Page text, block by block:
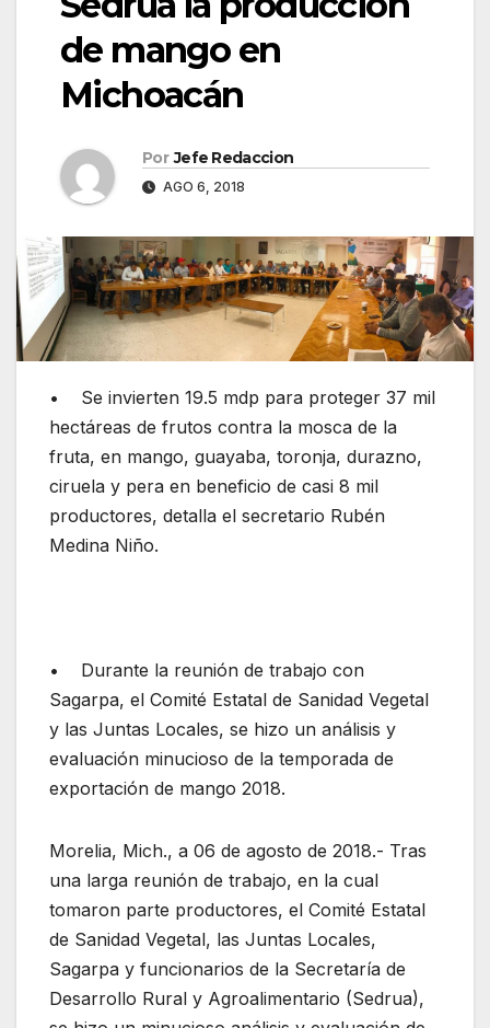
de mango en
Michoacán
Por Jefe Redaccion
AGO 6, 2018
• Se invierten 19.5 mdp para proteger 37 mil
hectáreas de frutos contra la mosca de la
fruta, en mango, guayaba, toronja, durazno,
ciruela y pera en beneficio de casi 8 mil
productores, detalla el secretario Rubén
Medina Niño.
• Durante la reunión de trabajo con
Sagarpa, el Comité Estatal de Sanidad Vegetal
y las Juntas Locales, se hizo un análisis y
evaluación minucioso de la temporada de
exportación de mango 2018.
Morelia, Mich., a 06 de agosto de 2018.- Tras
una larga reunión de trabajo, en la cual
tomaron parte productores, el Comité Estatal
de Sanidad Vegetal, las Juntas Locales,
Sagarpa y funcionarios de la Secretaría de
Desarrollo Rural y Agroalimentario (Sedrua),